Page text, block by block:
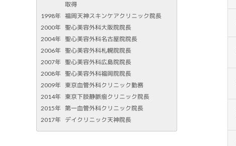
取得
1998年 福岡天神スキンケアクリニック院長
2000年 聖心美容外科大阪院院長
2004年 聖心美容外科名古屋院院長
2006年 聖心美容外科札幌院院長
2007年 聖心美容外科広島院院長
2008年 聖心美容外科福岡院院長
2009年 東京血管外科クリニック勤務
2014年 東京下肢静脈瘤クリニック院長
2015年 第一血管外科クリニック院長
2017年 デイクリニック天神院長